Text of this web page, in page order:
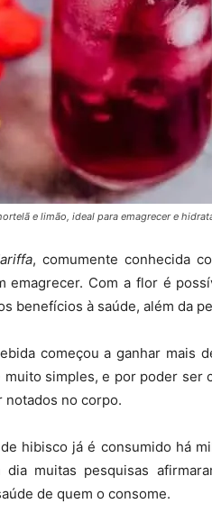
e limão, ideal para emagrecer e
, comumente conhecida
emagrecer. Com a flor é
benefícios à saúde, além da
começou a ganhar mais
muito simples, e por poder ser
notados no corpo.
hibisco já é consumido há
dia muitas pesquisas
de quem o consome.